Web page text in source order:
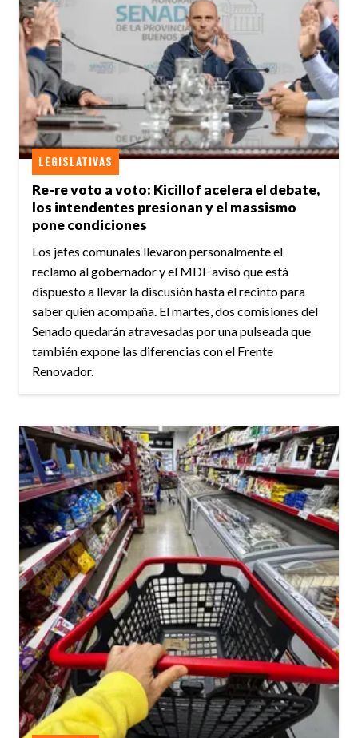
Re-re voto a voto: Kicillof acelera el debate,
los intendentes presionan y el massismo
pone condiciones
LEGISLATIVAS
Los jefes comunales llevaron personalmente el
reclamo al gobernador y el MDF avisó que está
dispuesto a llevar la discusión hasta el recinto para
saber quién acompaña. El martes, dos comisiones del
Senado quedarán atravesadas por una pulseada que
también expone las diferencias con el Frente
Renovador.